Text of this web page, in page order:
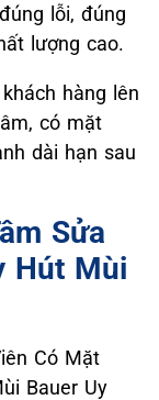
lỗi, đúng
lượng cao.
hàng lên
có mặt
dài hạn sau
Sửa
Hút Mùi
Có Mặt
Bauer Uy